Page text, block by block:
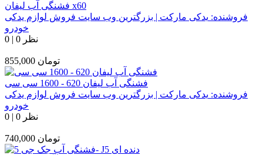
فشنگی آب لیفان x60
فروشنده: یدکی مارکت | بزرگترین وب سایت فروش لوازم یدکی
خودرو
0 | 0 نظر
855,000 تومان
فشنگی آب لیفان 620 - 1600 سی سی
فروشنده: یدکی مارکت | بزرگترین وب سایت فروش لوازم یدکی
خودرو
0 | 0 نظر
740,000 تومان